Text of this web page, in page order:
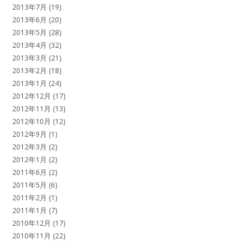
2013年7月 (19)
2013年6月 (20)
2013年5月 (28)
2013年4月 (32)
2013年3月 (21)
2013年2月 (18)
2013年1月 (24)
2012年12月 (17)
2012年11月 (13)
2012年10月 (12)
2012年9月 (1)
2012年3月 (2)
2012年1月 (2)
2011年6月 (2)
2011年5月 (6)
2011年2月 (1)
2011年1月 (7)
2010年12月 (17)
2010年11月 (22)